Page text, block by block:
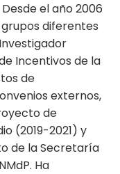
el año 2006
diferentes
Incentivos de la
de
externos,
de
(2019-2021) y
de la Secretaría
Ha